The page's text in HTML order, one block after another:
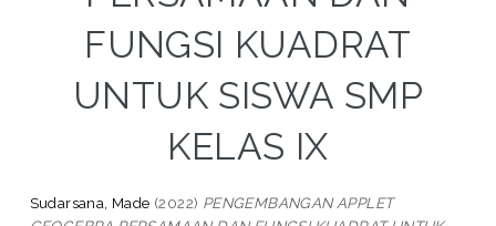
FUNGSI KUADRAT
UNTUK SISWA SMP
KELAS IX
Sudarsana, Made (2022) PENGEMBANGAN APPLET